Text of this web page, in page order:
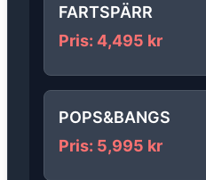
FARTSPÄRR
Pris: 4,495 kr
POPS&BANGS
Pris: 5,995 kr